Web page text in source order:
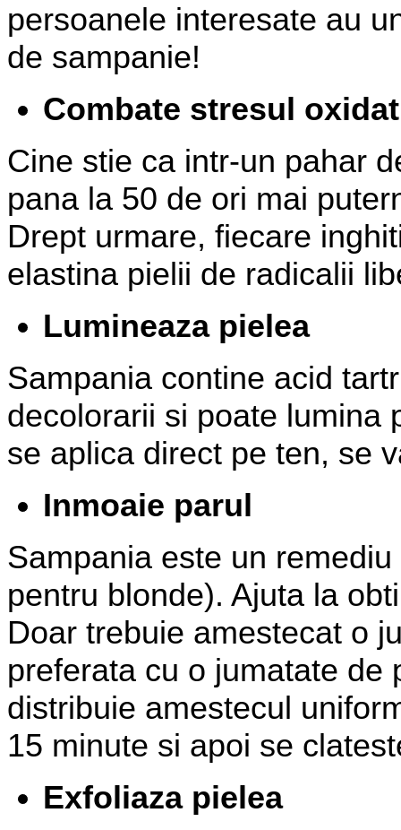
persoanele interesate au
de sampanie!
Combate stresul
Cine stie ca intr-un pahar
pana la 50 de ori mai
Drept urmare, fiecare
elastina pielii de radicalii
Lumineaza pielea
Sampania contine acid
decolorarii si poate lumina
se aplica direct pe ten, se
Inmoaie parul
Sampania este un
pentru blonde). Ajuta la
Doar trebuie amestecat o
preferata cu o jumatate de
distribuie amestecul
15 minute si apoi se
Exfoliaza pielea